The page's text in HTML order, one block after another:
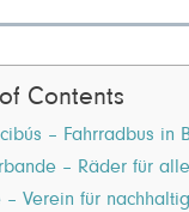
Contents
– Fahrradbus in
– Räder für
– Verein für